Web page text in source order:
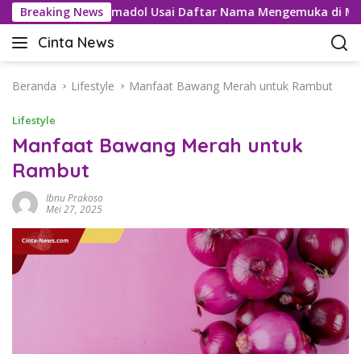
a
Breaking News
Kartel Tramadol Usai Daftar Nama Mengemuka di Medsos
Cinta News
C
n
a
N
e
w
–
K
a
Beranda Lifestyle Manfaat Bawang Merah untuk Rambut
Lifestyle
Manfaat Bawang Merah untuk
Rambut
Ibnu Prakoso
Mei 27, 2025